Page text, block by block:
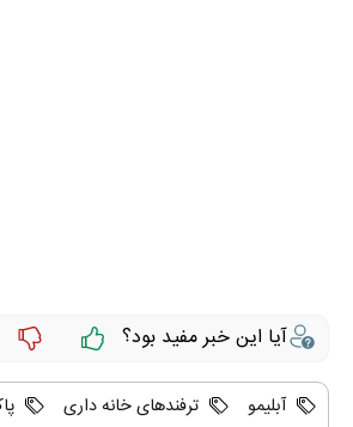
آیا این خبر مفید بود؟
آبلیمو ترفندهای خانه داری